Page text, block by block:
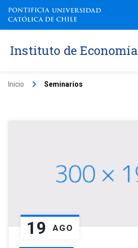
Instituto de Economía
Inicio keyboard_arrow_right Seminarios
19 AGO